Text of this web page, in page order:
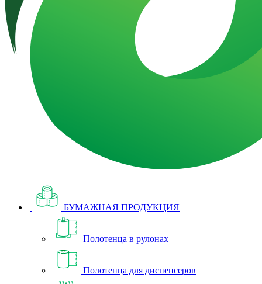
БУМАЖНАЯ ПРОДУКЦИЯ
Полотенца в рулонах
Полотенца для диспенсеров